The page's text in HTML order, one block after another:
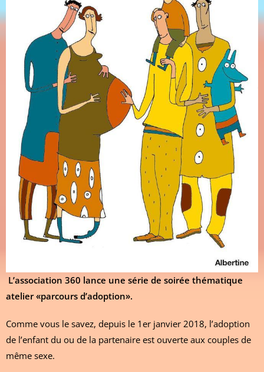
L’association 360 lance une série de soirée thématique
atelier «parcours d’adoption».
Comme vous le savez, depuis le 1er janvier 2018, l’adoption
de l’enfant du ou de la partenaire est ouverte aux couples de
même sexe.